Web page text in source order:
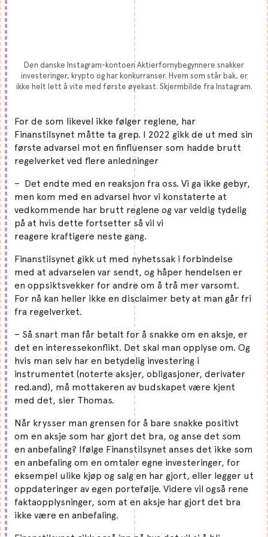
Den danske Instagram-kontoen Aktierfornybegynnere snakker
investeringer, krypto og har konkurranser. Hvem som står bak, er
ikke helt lett å vite med første øyekast. Skjermbilde fra Instagram.
For de som likevel ikke følger reglene, har
Finanstilsynet måtte ta grep. I 2022 gikk de ut med sin
første advarsel mot en finfluenser som hadde brutt
regelverket ved flere anledninger
– Det endte med en reaksjon fra oss. Vi ga ikke gebyr,
men kom med en advarsel hvor vi konstaterte at
vedkommende har brutt reglene og var veldig tydelig
på at hvis dette fortsetter så vil vi
reagere kraftigere neste gang.
Finanstilsynet gikk ut med nyhetssak i forbindelse
med at advarselen var sendt, og håper hendelsen er
en oppsiktsvekker for andre om å trå mer varsomt.
For nå kan heller ikke en disclaimer bety at man går fri
fra regelverket.
– Så snart man får betalt for å snakke om en aksje, er
det en interessekonflikt. Det skal man opplyse om. Og
hvis man selv har en betydelig investering i
instrumentet (noterte aksjer, obligasjoner, derivater
red.and), må mottakeren av budskapet være kjent
med det, sier Thomas.
Når krysser man grensen for å bare snakke positivt
om en aksje som har gjort det bra, og anse det som
en anbefaling? Ifølge Finanstilsynet anses det ikke som
en anbefaling om en omtaler egne investeringer, for
eksempel ulike kjøp og salg en har gjort, eller legger ut
oppdateringer av egen portefølje. Videre vil også rene
faktaopplysninger, som at en aksje har gjort det bra
ikke være en anbefaling.